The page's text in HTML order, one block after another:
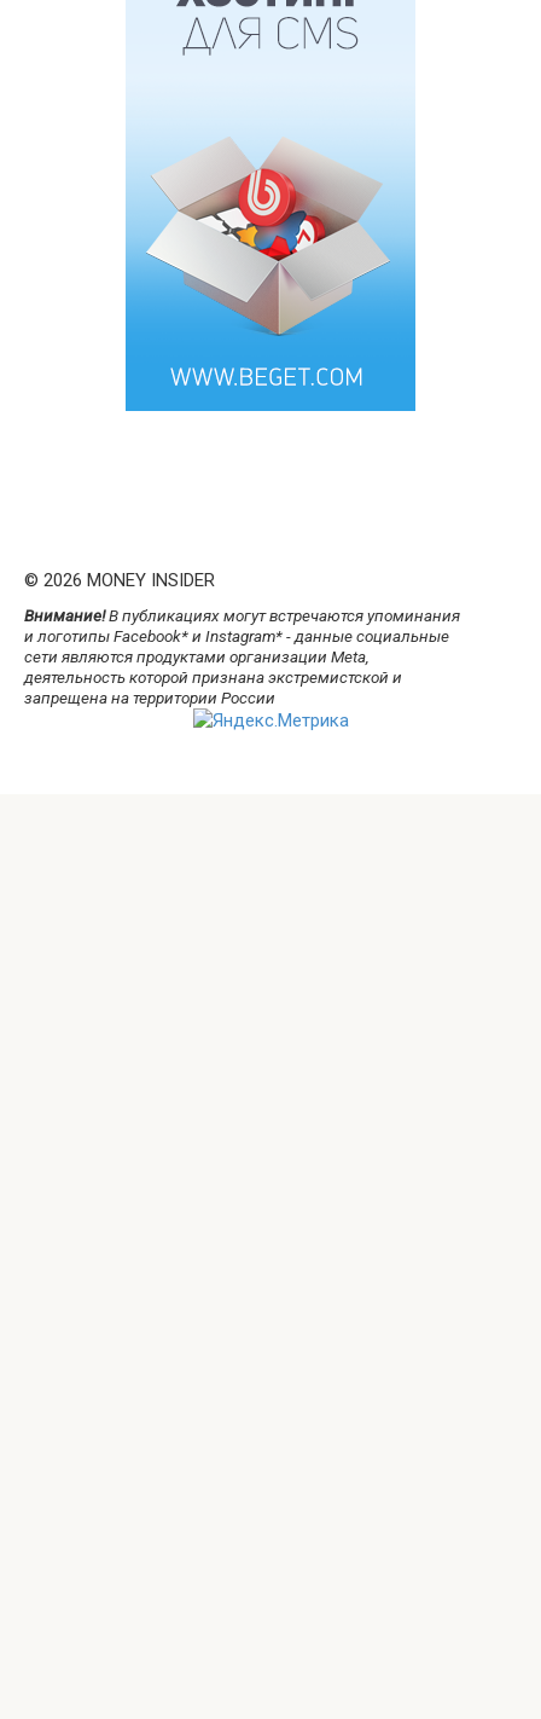
© 2026 MONEY INSIDER
Внимание!В публикациях могут встречаются упоминания
и логотипы Facebook* и Instagram* - данные социальные
сети являются продуктами организации Meta,
деятельность которой признана экстремистской и
запрещена на территории России